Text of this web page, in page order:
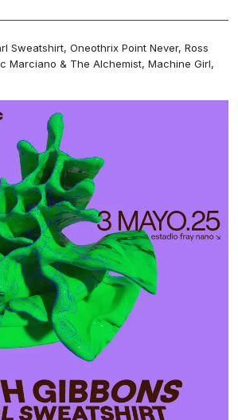
Sweatshirt, Oneothrix Point Never, Ross
Marciano & The Alchemist, Machine Girl,